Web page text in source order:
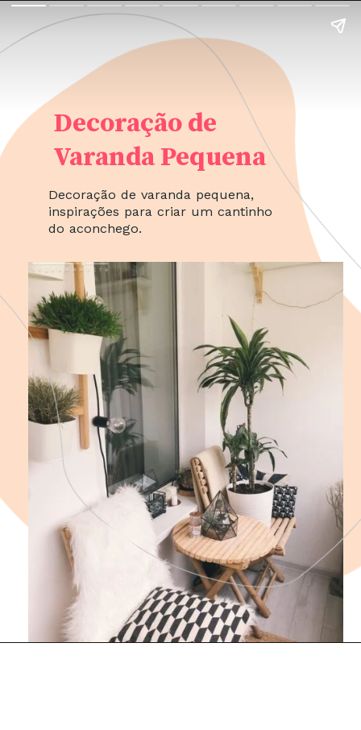
Decoração de varanda pequena,
inspirações para criar um cantinho
do aconchego.
Decoração de
Varanda Pequena